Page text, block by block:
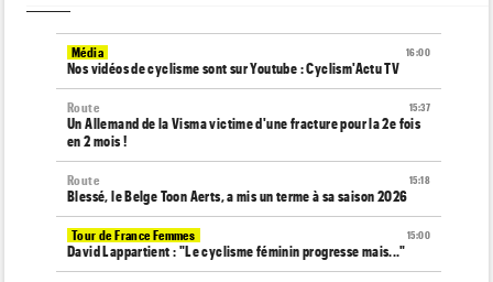
16:00
Média
Nos vidéos de cyclisme sont sur Youtube : Cyclism'Actu TV
15:37
Route
Un Allemand de la Visma victime d'une fracture pour la 2e fois
en 2 mois !
15:18
Route
Blessé, le Belge Toon Aerts, a mis un terme à sa saison 2026
15:00
Tour de France Femmes
David Lappartient : "Le cyclisme féminin progresse mais..."